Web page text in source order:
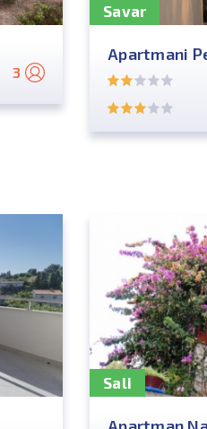
3
Savar
Apartmani
Sali